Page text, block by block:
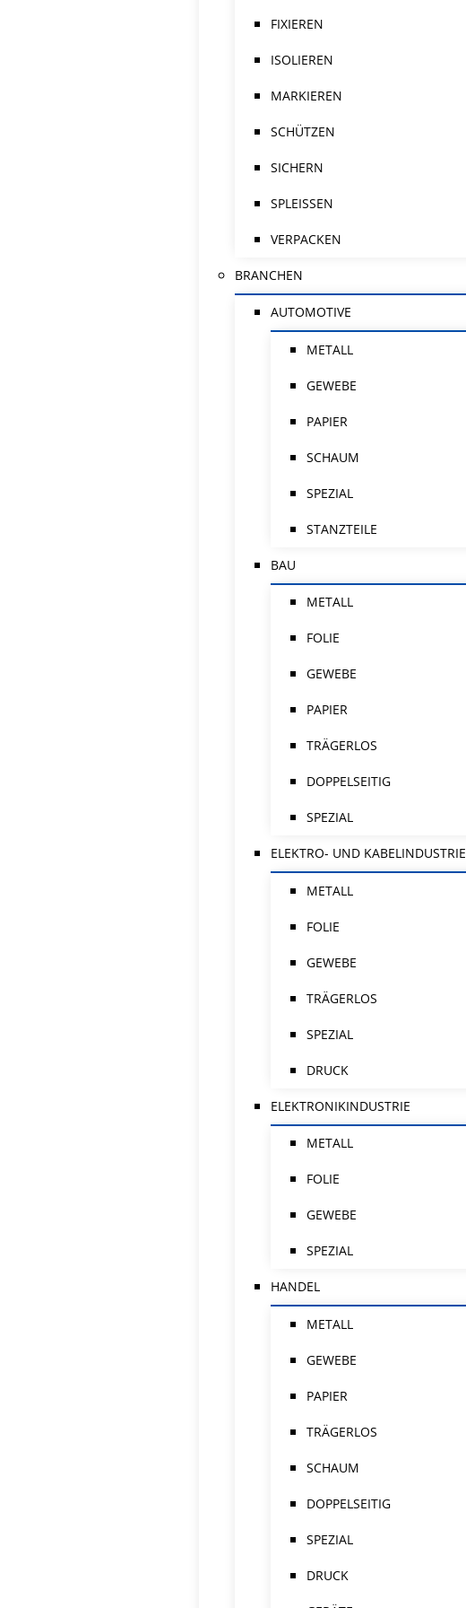
FIXIEREN
ISOLIEREN
MARKIEREN
SCHÜTZEN
SICHERN
SPLEISSEN
VERPACKEN
BRANCHEN
AUTOMOTIVE
METALL
GEWEBE
PAPIER
SCHAUM
SPEZIAL
STANZTEILE
BAU
METALL
FOLIE
GEWEBE
PAPIER
TRÄGERLOS
DOPPELSEITIG
SPEZIAL
ELEKTRO- UND KABELINDUSTRIE
METALL
FOLIE
GEWEBE
TRÄGERLOS
SPEZIAL
DRUCK
ELEKTRONIKINDUSTRIE
METALL
FOLIE
GEWEBE
SPEZIAL
HANDEL
METALL
GEWEBE
PAPIER
TRÄGERLOS
SCHAUM
DOPPELSEITIG
SPEZIAL
DRUCK